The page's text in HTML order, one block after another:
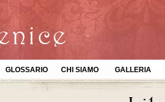
GLOSSARIO CHI SIAMO GALLERIA